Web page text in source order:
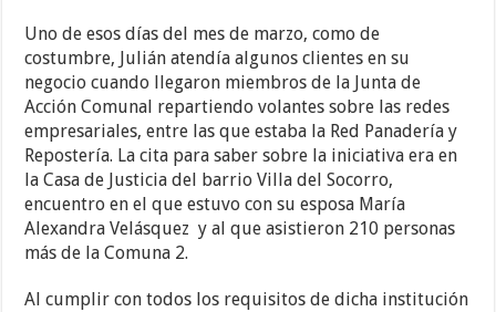
Uno de esos días del mes de marzo, como de
costumbre, Julián atendía algunos clientes en su
negocio cuando llegaron miembros de la Junta de
Acción Comunal repartiendo volantes sobre las redes
empresariales, entre las que estaba la Red Panadería y
Repostería. La cita para saber sobre la iniciativa era en
la Casa de Justicia del barrio Villa del Socorro,
encuentro en el que estuvo con su esposa María
Alexandra Velásquez y al que asistieron 210 personas
más de la Comuna 2.
Al cumplir con todos los requisitos de dicha institución